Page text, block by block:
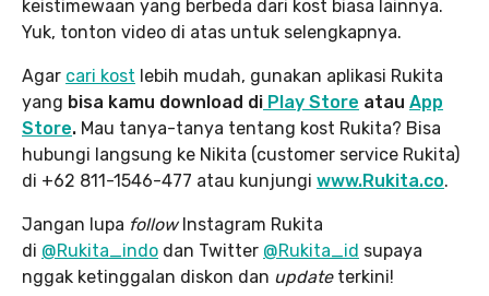
keistimewaan yang berbeda dari kost biasa lainnya.
Yuk, tonton video di atas untuk selengkapnya.
Agar cari kost lebih mudah, gunakan aplikasi Rukita
yang bisa kamu download di Play Store atau App
Store. Mau tanya-tanya tentang kost Rukita? Bisa
hubungi langsung ke Nikita (customer service Rukita)
di +62 811-1546-477 atau kunjungi www.Rukita.co.
Jangan lupa followInstagram Rukita
di @Rukita_indo dan Twitter @Rukita_id supaya
nggak ketinggalan diskon dan update terkini!